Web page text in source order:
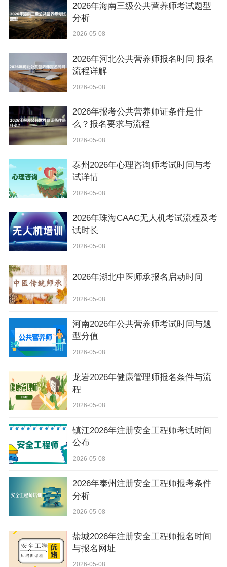
2026年海南三级公共营养师考试题型
分析
2026-05-08
2026年河北公共营养师报名时间 报名
流程详解
2026-05-08
2026年报考公共营养师证条件是什
么？报名要求与流程
2026-05-08
泰州2026年心理咨询师考试时间与考
试详情
2026-05-08
2026年珠海CAAC无人机考试流程及考
试时长
2026-05-08
2026年湖北中医师承报名启动时间
2026-05-08
河南2026年公共营养师考试时间与题
型分值
2026-05-08
龙岩2026年健康管理师报名条件与流
程
2026-05-08
镇江2026年注册安全工程师考试时间
公布
2026-05-08
2026年泰州注册安全工程师报考条件
分析
2026-05-08
盐城2026年注册安全工程师报名时间
与报名网址
2026-05-08